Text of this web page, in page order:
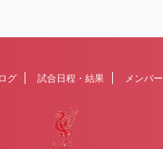
グ 試合日程・結果 メンバー